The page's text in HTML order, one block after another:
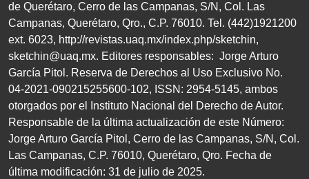
de Querétaro, Cerro de las Campanas, S/N , Col. Las
Campanas, Querétaro, Qro., C.P. 76010. Tel. (442)1921200
ext. 6023, http://revistas.uaq.mx/index.php/sketchin,
sketchin@uaq.mx. Editores responsables: Jorge Arturo
García Pitol. Reserva de Derechos al Uso Exclusivo No.
04-2021-090215255600-102, ISSN : 2954-5145, ambos
otorgados por el Instituto Nacional del Derecho de Autor.
Responsable de la última actualización de este Número:
Jorge Arturo García Pitol, Cerro de las Campanas, S/N , Col.
Las Campanas, C.P. 76010, Querétaro, Qro. Fecha de
última modificación: 31 de julio de 2025.